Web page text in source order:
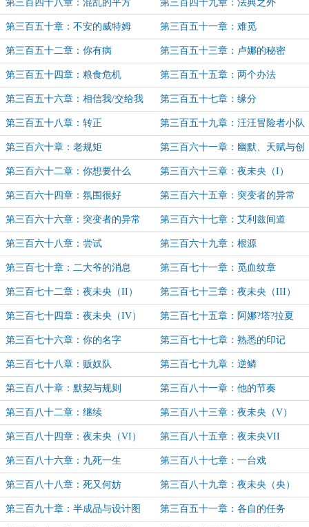
第三百四十八章：混乱的平方
（II）
第三百四十九章：法典之外
第三百五十章：不安的威特姆 第三百五十一章：难觅
第三百五十二章：你有病 第三百五十三章：卢娜的秘密
（II）
第三百五十四章：粮食危机 第三百五十五章：两个办法
第三百五十六章：相信我/交给我 第三百五十七章：缘分
第三百五十八章：转正 第三百五十九章：汪汪冒险者小队
第三百六十章：老规矩 第三百六十一章：幽默、天赋与创
造力
第三百六十二章：你想要什么 第三百六十三章：夜未央（I）
第三百六十四章：氛围很好 第三百六十五章：突变者的异常
（I）
第三百六十六章：突变者的异常
（II）
第三百六十七章：艾利兹间道
第三百六十八章：尝试 第三百六十九章：根源
第三百七十章：二大爷的消息 第三百七十一章：觅血纹章
第三百七十二章：夜未央（II） 第三百七十三章：夜未央（III）
第三百七十四章：夜未央（IV） 第三百七十五章：阿娜?塔?拉夏
第三百七十六章：你的名字 第三百七十七章：熟悉的印记
第三百七十八章：贩奴队 第三百七十九章：逆鳞
第三百八十章：默契与规则 第三百八十一章：他的节奏
第三百八十二章：继续 第三百八十三章：夜未央（V）
第三百八十四章：夜未央（VI） 第三百八十五章：夜未央VII
第三百八十六章：九死一生 第三百八十七章：一台戏
第三百八十八章：死又何妨 第三百八十九章：夜未央（央）
第三百九十章：半成品与设计图 第三百五十一章：各自的任务